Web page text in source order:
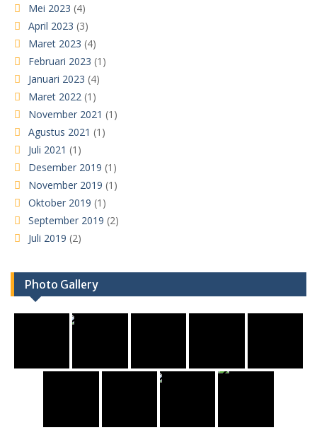
Mei 2023 (4)
April 2023 (3)
Maret 2023 (4)
Februari 2023 (1)
Januari 2023 (4)
Maret 2022 (1)
November 2021 (1)
Agustus 2021 (1)
Juli 2021 (1)
Desember 2019 (1)
November 2019 (1)
Oktober 2019 (1)
September 2019 (2)
Juli 2019 (2)
Photo Gallery